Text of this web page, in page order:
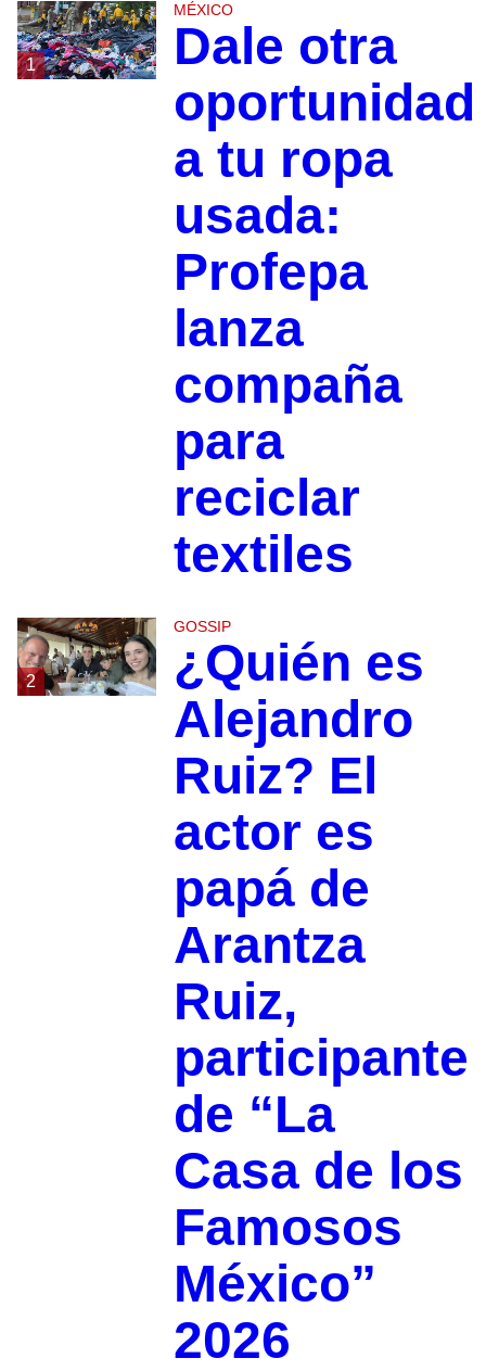
1
MÉXICO
Dale otra
oportunidad
a tu ropa
usada:
Profepa
lanza
compaña
para
reciclar
textiles
2
GOSSIP
¿Quién es
Alejandro
Ruiz? El
actor es
papá de
Arantza
Ruiz,
participante
de “La
Casa de los
Famosos
México”
2026